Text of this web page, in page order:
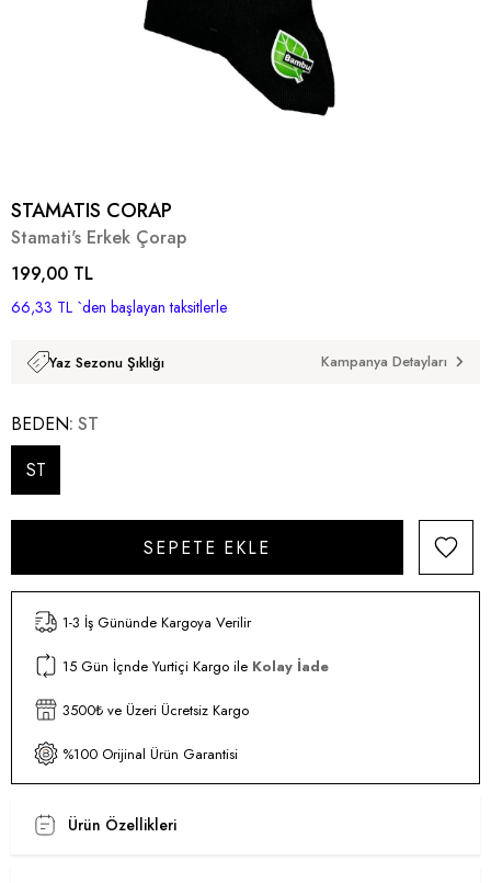
STAMATIS CORAP
Stamati's Erkek Çorap
199,00 TL
66,33 TL `den başlayan taksitlerle
Yaz Sezonu Şıklığı Kampanya Detayları
BEDEN ST
ST
1-3 İş Gününde Kargoya Verilir
15 Gün İçnde Yurtiçi Kargo ile Kolay İade
3500₺ ve Üzeri Ücretsiz Kargo
%100 Orijinal Ürün Garantisi
Ürün Özellikleri